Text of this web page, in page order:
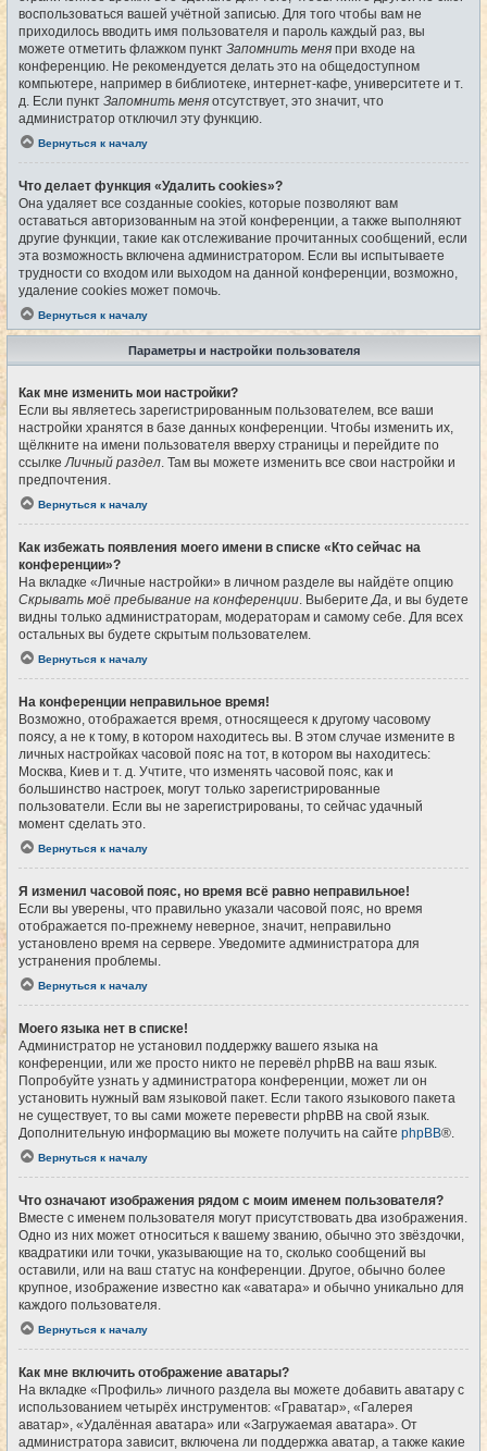
воспользоваться вашей учётной записью. Для того чтобы вам не
приходилось вводить имя пользователя и пароль каждый раз, вы
можете отметить флажком пункт Запомнить меня при входе на
конференцию. Не рекомендуется делать это на общедоступном
компьютере, например в библиотеке, интернет-кафе, университете и т.
д. Если пункт Запомнить меня отсутствует, это значит, что
администратор отключил эту функцию.
Вернуться к началу
Что делает функция «Удалить cookies»?
Она удаляет все созданные cookies, которые позволяют вам
оставаться авторизованным на этой конференции, а также выполняют
другие функции, такие как отслеживание прочитанных сообщений, если
эта возможность включена администратором. Если вы испытываете
трудности со входом или выходом на данной конференции, возможно,
удаление cookies может помочь.
Вернуться к началу
Параметры и настройки пользователя
Как мне изменить мои настройки?
Если вы являетесь зарегистрированным пользователем, все ваши
настройки хранятся в базе данных конференции. Чтобы изменить их,
щёлкните на имени пользователя вверху страницы и перейдите по
ссылкеЛичный раздел. Там вы можете изменить все свои настройки и
предпочтения.
Вернуться к началу
Как избежать появления моего имени в списке «Кто сейчас на
конференции»?
На вкладке «Личные настройки» в личном разделе вы найдёте опцию
Скрывать моё пребывание на конференции. ВыберитеДа, и вы будете
видны только администраторам, модераторам и самому себе. Для всех
остальных вы будете скрытым пользователем.
Вернуться к началу
На конференции неправильное время!
Возможно, отображается время, относящееся к другому часовому
поясу, а не к тому, в котором находитесь вы. В этом случае измените в
личных настройках часовой пояс на тот, в котором вы находитесь:
Москва, Киев и т. д. Учтите, что изменять часовой пояс, как и
большинство настроек, могут только зарегистрированные
пользователи. Если вы не зарегистрированы, то сейчас удачный
момент сделать это.
Вернуться к началу
Я изменил часовой пояс, но время всё равно неправильное!
Если вы уверены, что правильно указали часовой пояс, но время
отображается по-прежнему неверное, значит, неправильно
установлено время на сервере. Уведомите администратора для
устранения проблемы.
Вернуться к началу
Моего языка нет в списке!
Администратор не установил поддержку вашего языка на
конференции, или же просто никто не перевёл phpBB на ваш язык.
Попробуйте узнать у администратора конференции, может ли он
установить нужный вам языковой пакет. Если такого языкового пакета
не существует, то вы сами можете перевести phpBB на свой язык.
Дополнительную информацию вы можете получить на сайте phpBB®.
Вернуться к началу
Что означают изображения рядом с моим именем пользователя?
Вместе с именем пользователя могут присутствовать два изображения.
Одно из них может относиться к вашему званию, обычно это звёздочки,
квадратики или точки, указывающие на то, сколько сообщений вы
оставили, или на ваш статус на конференции. Другое, обычно более
крупное, изображение известно как «аватара» и обычно уникально для
каждого пользователя.
Вернуться к началу
Как мне включить отображение аватары?
На вкладке «Профиль» личного раздела вы можете добавить аватару с
использованием четырёх инструментов: «Граватар», «Галерея
аватар», «Удалённая аватара» или «Загружаемая аватара». От
администратора зависит, включена ли поддержка аватар, а также какие